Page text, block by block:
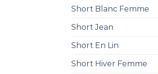
Short Blanc Femme
Short Jean
Short En Lin
Short Hiver Femme